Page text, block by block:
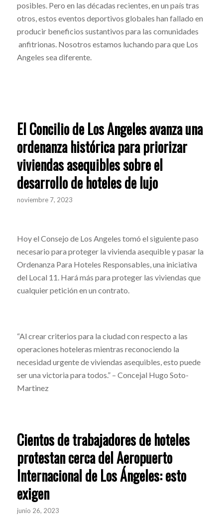
posibles. Pero en las décadas recientes, en un país tras
otros, estos eventos deportivos globales han fallado en
producir beneficios sustantivos para las comunidades
anfitrionas. Nosotros estamos luchando para que Los
Angeles sea diferente.
El Concilio de Los Angeles avanza una
ordenanza histórica para priorizar
viviendas asequibles sobre el
desarrollo de hoteles de lujo
noviembre 7, 2023
Hoy el Consejo de Los Angeles tomó el siguiente paso
necesario para proteger la vivienda asequible y pasar la
Ordenanza Para Hoteles Responsables, una iniciativa
del Local 11. Hará más para proteger las viviendas que
cualquier petición en un contrato.
“Al crear criterios para la ciudad con respecto a las
operaciones hoteleras mientras reconociendo la
necesidad urgente de viviendas asequibles, esto puede
ser una victoria para todos.” – Concejal Hugo Soto-
Martinez
Cientos de trabajadores de hoteles
protestan cerca del Aeropuerto
Internacional de Los Ángeles: esto
exigen
junio 26, 2023